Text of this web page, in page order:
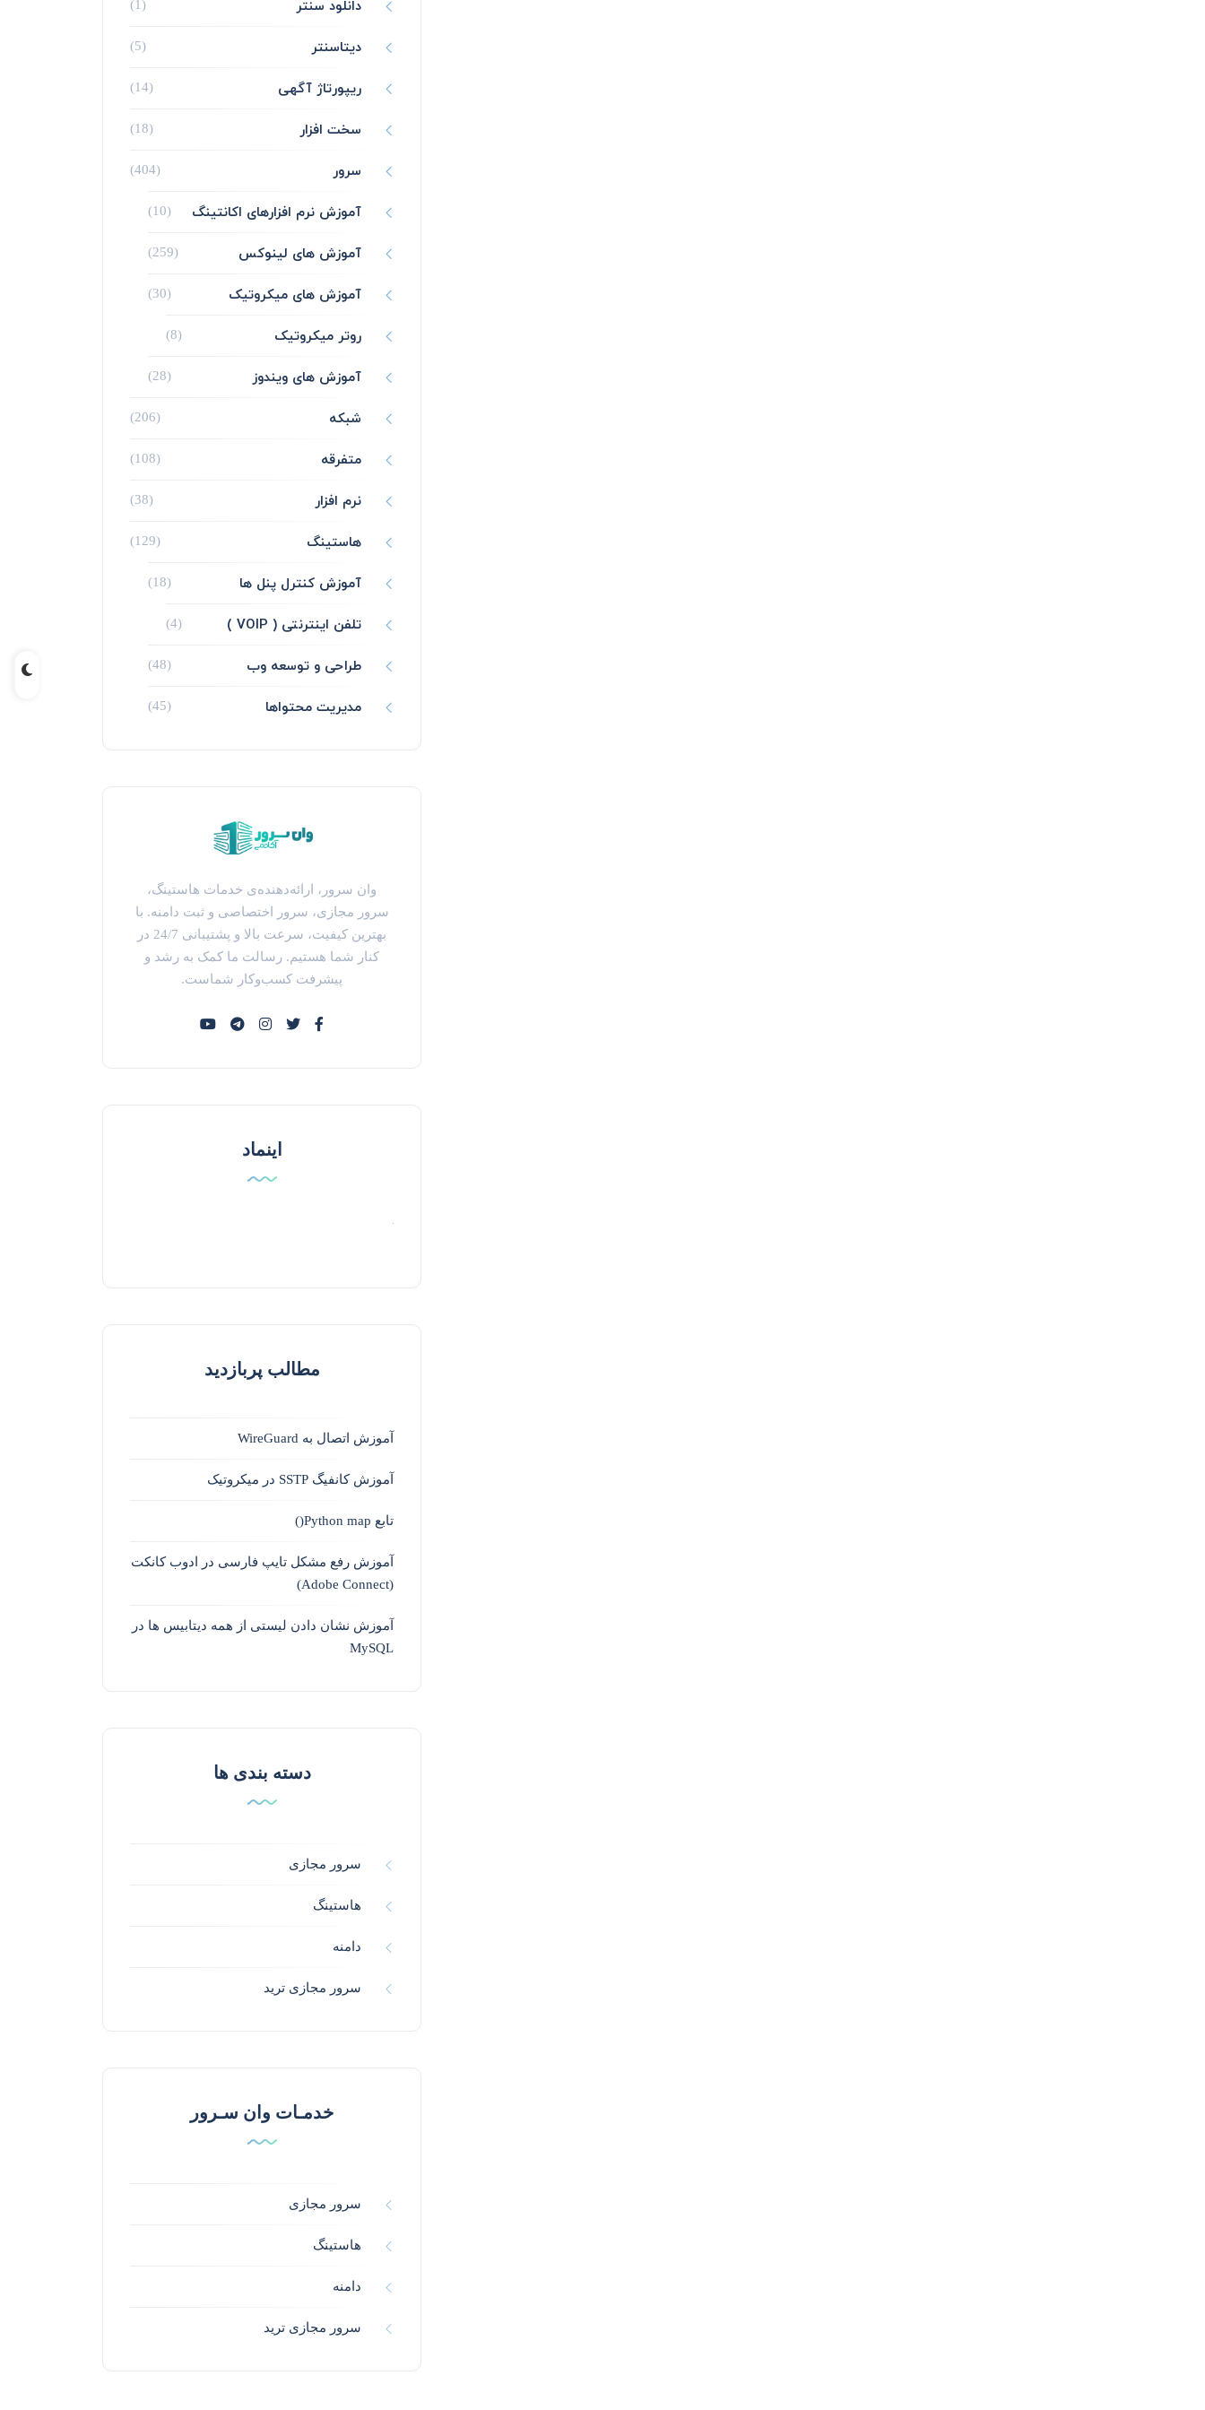
دانلود سنتر (1)
دیتاسنتر (5)
ریپورتاژ آگهی (14)
سخت افزار (18)
سرور (404)
آموزش نرم افزارهای اکانتینگ (10)
آموزش های لینوکس (259)
آموزش های میکروتیک (30)
روتر میکروتیک (8)
آموزش های ویندوز (28)
شبکه (206)
متفرقه (108)
نرم افزار (38)
هاستینگ (129)
آموزش کنترل پنل ها (18)
تلفن اینترنتی ( VOIP ) (4)
طراحی و توسعه وب (48)
مدیریت محتواها (45)
وان سرور، ارائه‌دهنده‌ی خدمات هاستینگ،
سرور مجازی، سرور اختصاصی و ثبت دامنه. با
بهترین کیفیت، سرعت بالا و پشتیبانی 24/7 در
کنار شما هستیم. رسالت ما کمک به رشد و
پیشرفت کسب‌وکار شماست.
اینماد
مطالب پربازدید
آموزش اتصال به WireGuard
آموزش کانفیگ SSTP در میکروتیک
تابع Python map()
آموزش رفع مشکل تایپ فارسی در ادوب کانکت
(Adobe Connect)
آموزش نشان دادن لیستی از همه دیتابیس ها در
MySQL
دسته بندی ها
سرور مجازی
هاستینگ
دامنه
سرور مجازی ترید
خدمـات وان سـرور
سرور مجازی
هاستینگ
دامنه
سرور مجازی ترید